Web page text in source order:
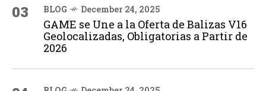
03 BLOG December 24, 2025
GAME se Une a la Oferta de Balizas V16
Geolocalizadas, Obligatorias a Partir de
2026